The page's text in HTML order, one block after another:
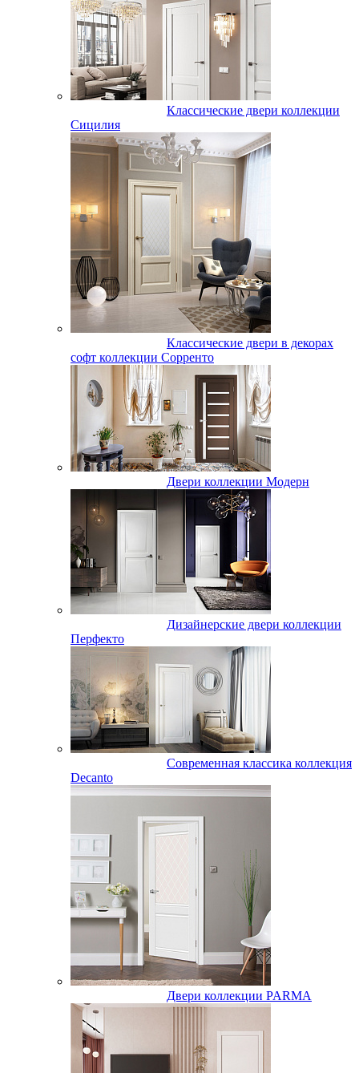
Классические двери коллекции
Сицилия
Классические двери в декорах
софт коллекции Сорренто
Двери коллекции Модерн
Дизайнерские двери коллекции
Перфекто
Современная классика коллекция
Decanto
Двери коллекции PARMA